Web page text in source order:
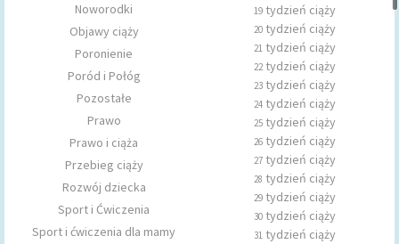
Noworodki
Objawy ciąży
Poronienie
Poród i Połóg
Pozostałe
Prawo
Prawo i ciąża
Przebieg ciąży
Rozwój dziecka
Sport i Ćwiczenia
Sport i ćwiczenia dla mamy
19 tydzień ciąży
20 tydzień ciąży
21 tydzień ciąży
22tydzień ciąży
23 tydzień ciąży
24 tydzień ciąży
25 tydzień ciąży
26 tydzień ciąży
27 tydzień ciąży
28 tydzień ciąży
29 tydzień ciąży
30 tydzień ciąży
31 tydzień ciąży